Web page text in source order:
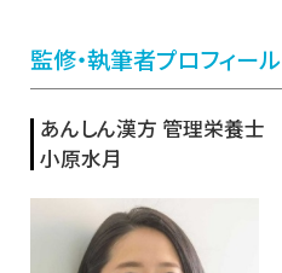
監修・執筆者プロフィール
あんしん漢方 管理栄養士
小原水月